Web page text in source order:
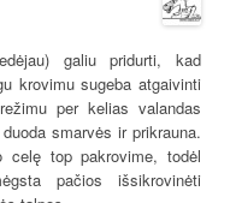
galiu pridurti, kad
krovimu sugeba atgaivinti
per kelias valandas
smarvės ir prikrauna.
celę top pakrovime, todėl
pačios išsikrovinėti